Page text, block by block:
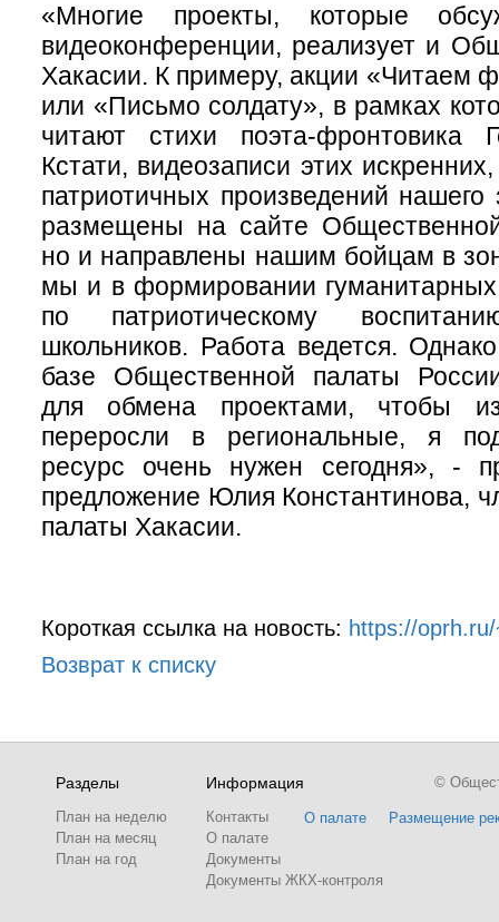
«Многие проекты, которые
видеоконференции, реализует и
Хакасии. К примеру, акции «Читаем
или «Письмо солдату», в рамках
читают стихи поэта-фронтовика
Кстати, видеозаписи этих
патриотичных произведений нашего
размещены на сайте
но и направлены нашим бойцам в
мы и в формировании гуманитарных
по патриотическому
школьников. Работа ведется.
базе Общественной палаты
для обмена проектами, чтобы
переросли в региональные, я
ресурс очень нужен сегодня», -
предложение Юлия Константинова,
палаты Хакасии.
Короткая ссылка на новость: https://
Возврат к списку
Разделы
План на неделю
План на месяц
План на год
Информация
Контакты
О палате
Документы
Документы ЖКХ-контроля
О палате Размещение
©